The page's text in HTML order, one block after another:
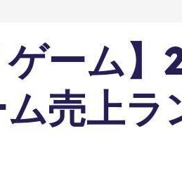
ゲーム
売上ラ